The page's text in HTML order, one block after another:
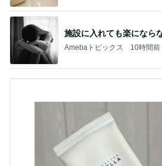
施設に入れても楽になら
Amebaトピックス 10時間前